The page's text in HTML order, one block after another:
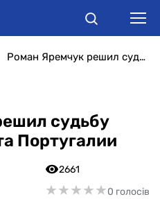
Роман Яремчук решил судьбу матча чемпионата Португалии
судьбу
Португалии
2661
★★★★★
★★★★★0 голосів